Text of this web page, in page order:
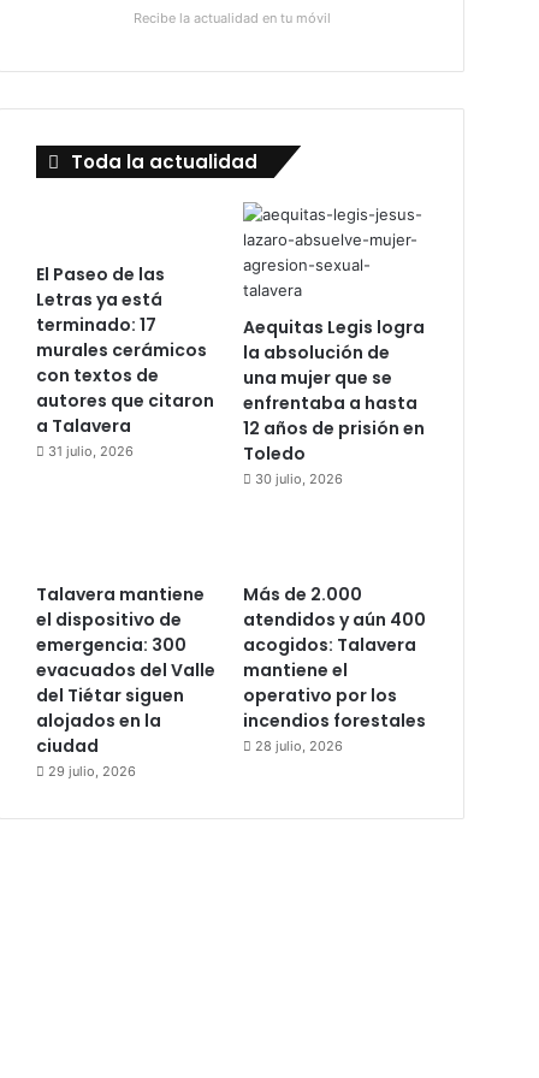
Recibe la actualidad en tu móvil
Toda la actualidad
El Paseo de las
Letras ya está
terminado: 17
murales cerámicos
con textos de
autores que citaron
a Talavera
31 julio, 2026
Aequitas Legis logra
la absolución de
una mujer que se
enfrentaba a hasta
12 años de prisión en
Toledo
30 julio, 2026
Talavera mantiene
el dispositivo de
emergencia: 300
evacuados del Valle
del Tiétar siguen
alojados en la
ciudad
29 julio, 2026
Más de 2.000
atendidos y aún 400
acogidos: Talavera
mantiene el
operativo por los
incendios forestales
28 julio, 2026